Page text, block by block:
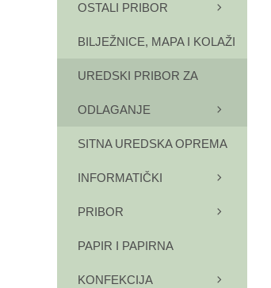
OSTALI PRIBOR
BILJEŽNICE, MAPA I KOLAŽI
UREDSKI PRIBOR ZA
ODLAGANJE
SITNA UREDSKA OPREMA
INFORMATIČKI
PRIBOR
PAPIR I PAPIRNA
KONFEKCIJA